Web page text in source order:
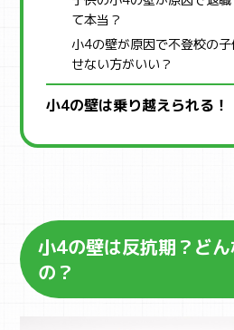
て本当？
小4の壁が原因で不登校の
せない方がいい？
小4の壁は乗り越えられる！
小4の壁は反抗期？ど
の？